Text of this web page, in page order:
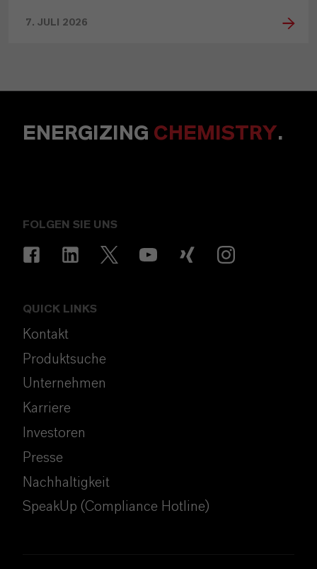
7. JULI 2026
ENERGIZING CHEMISTRY.
FOLGEN SIE UNS
QUICK LINKS
Kontakt
Produktsuche
Unternehmen
Karriere
Investoren
Presse
Nachhaltigkeit
SpeakUp (Compliance Hotline)